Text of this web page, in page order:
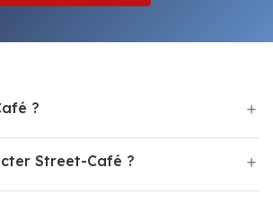
?
Street-Café ?